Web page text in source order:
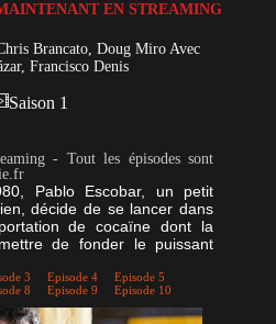
Saison 1
- Tout les épisodes sont
Pablo Escobar, un petit
décide de se lancer dans
de cocaïne dont la
de fonder le puissant
3 Episode 4
Episode 5
8 Episode 9 Episode 10
Brancato, Doug Miro Avec
Francisco Denis
EN STREAMING